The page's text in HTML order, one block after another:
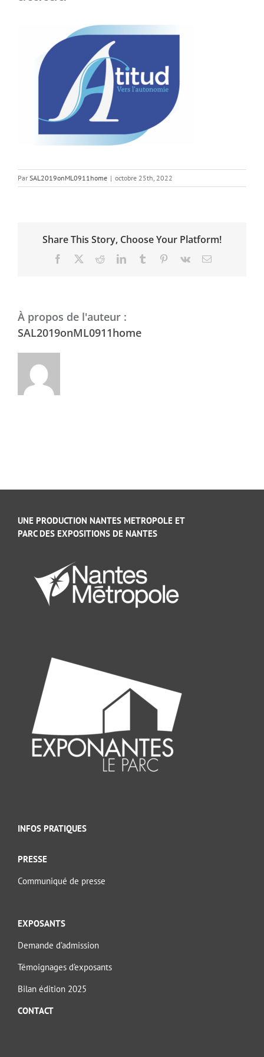
Par SAL2019onML0911home | octobre 25th, 2022
Share This Story, Choose Your Platform!
Facebook RedditLinkedInTumblr Pinterest
Vk Email
À propos de l'auteur :
SAL2019onML0911home
UNE PRODUCTION NANTES METROPOLE ET
PARC DES EXPOSITIONS DE NANTES
INFOS PRATIQUES
PRESSE
Communiqué de presse
EXPOSANTS
Demande d’admission
Témoignages d’exposants
Bilan édition 2025
CONTACT